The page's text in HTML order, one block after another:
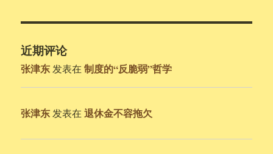
近期评论
张津东 发表在制度的“反脆弱”哲学
张津东 发表在退休金不容拖欠